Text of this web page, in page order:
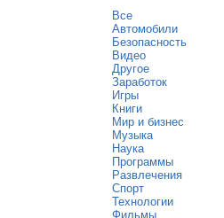
Все
Автомобили
Безопасность
Видео
Другое
Заработок
Игры
Книги
Мир и бизнес
Музыка
Наука
Программы
Развлечения
Спорт
Технологии
Фильмы